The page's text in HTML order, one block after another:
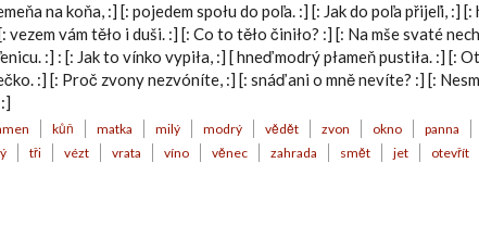
na koňa, :] [: pojedem społu do poľa. :] [: Jak do poľa přijeľi, :] [:
vám těło i duši. :] [: Co to těło činiło? :] [: Na mše svaté
:] : [: Jak to vínko vypiła, :] [ hneď modrý płameň pustiła. :] [:
:] [: Proč zvony nezvóníte, :] [: snáď ani o mně nevíte? :] [:
kůň matka milý modrý vědět zvon okno panna
tři vézt vrata víno věnec zahrada smět jet otevřít